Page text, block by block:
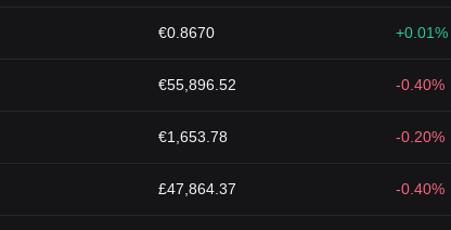
€0.8670 +0.01%
€55,896.52 -0.40%
€1,653.78 -0.20%
£47,864.37 -0.40%